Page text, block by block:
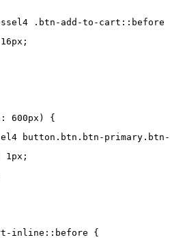
.btn-add-to-
600px) {
button.btn.btn-
1px;
inline::before {